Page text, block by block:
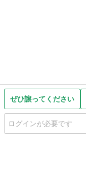
ぜひ譲ってください